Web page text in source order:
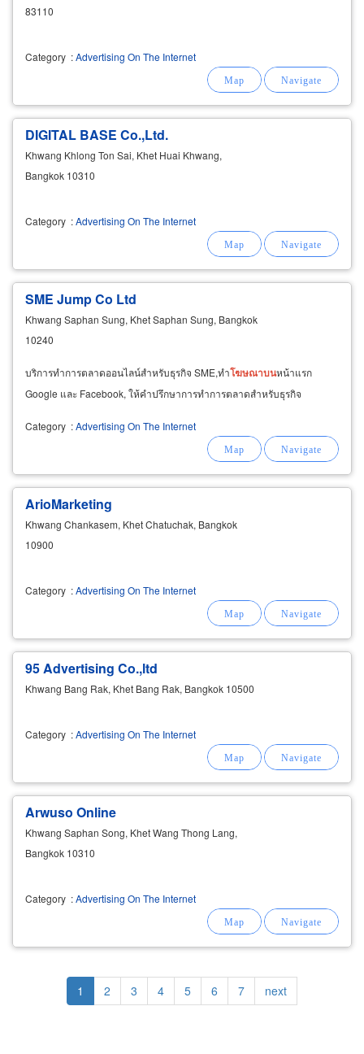
83110
Category :Advertising On The Internet
DIGITAL BASE Co.,Ltd.
Khwang Khlong Ton Sai, Khet Huai Khwang,
Bangkok 10310
Category :Advertising On The Internet
SME Jump Co Ltd
Khwang Saphan Sung, Khet Saphan Sung, Bangkok
10240
บริการทำการตลาดออนไลน์สำหรับธุรกิจ SME,ทำโฆษณาบนหน้าแรก
Google และ Facebook, ให้คำปรึกษาการทำการตลาดสำหรับธุรกิจ
Category :Advertising On The Internet
ArioMarketing
Khwang Chankasem, Khet Chatuchak, Bangkok
10900
Category :Advertising On The Internet
95 Advertising Co.,ltd
Khwang Bang Rak, Khet Bang Rak, Bangkok 10500
Category :Advertising On The Internet
Arwuso Online
Khwang Saphan Song, Khet Wang Thong Lang,
Bangkok 10310
Category :Advertising On The Internet
PaginationCurrent
page
1 Page
2 Page
3 Page
4 Page
5 Page
6 Page
7
Next
page
next